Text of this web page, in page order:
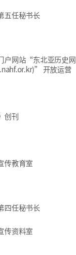
五任秘书长
户网站“东北亚历史网
)” 开放运营
创刊
传教育室
四任秘书长
传资料室